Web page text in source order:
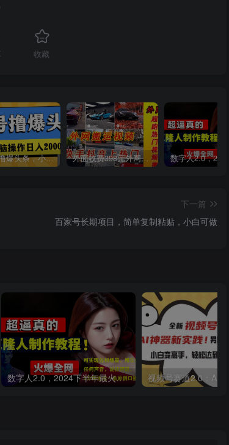
收藏
AI起号撸爆头条，小白也能操作，日入2000+ 外面收费398元外网超跑豪车汽车视频搬运至快手抖音上热门项目
下一篇
百家号长期项目，简单复制粘贴，小白可做
数字人2.0，2024下半年最火项目，无限免费生成视频，可实现任何场景，用任何形象，任何声音，说任何话，5分钟生成一条原创口播视频。